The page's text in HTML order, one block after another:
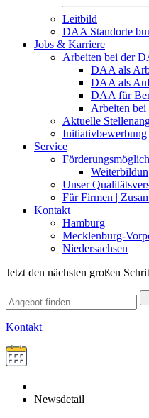
Leitbild
DAA Standorte
Jobs & Karriere
Arbeiten bei der
DAA als
DAA als
DAA für
Arbeiten
Aktuelle
Initiativbewerbung
Service
Unser
Für Firmen |
Kontakt
Hamburg
Mecklenburg-
Niedersachsen
Jetzt den nächsten großen
Kontakt
Newsdetail